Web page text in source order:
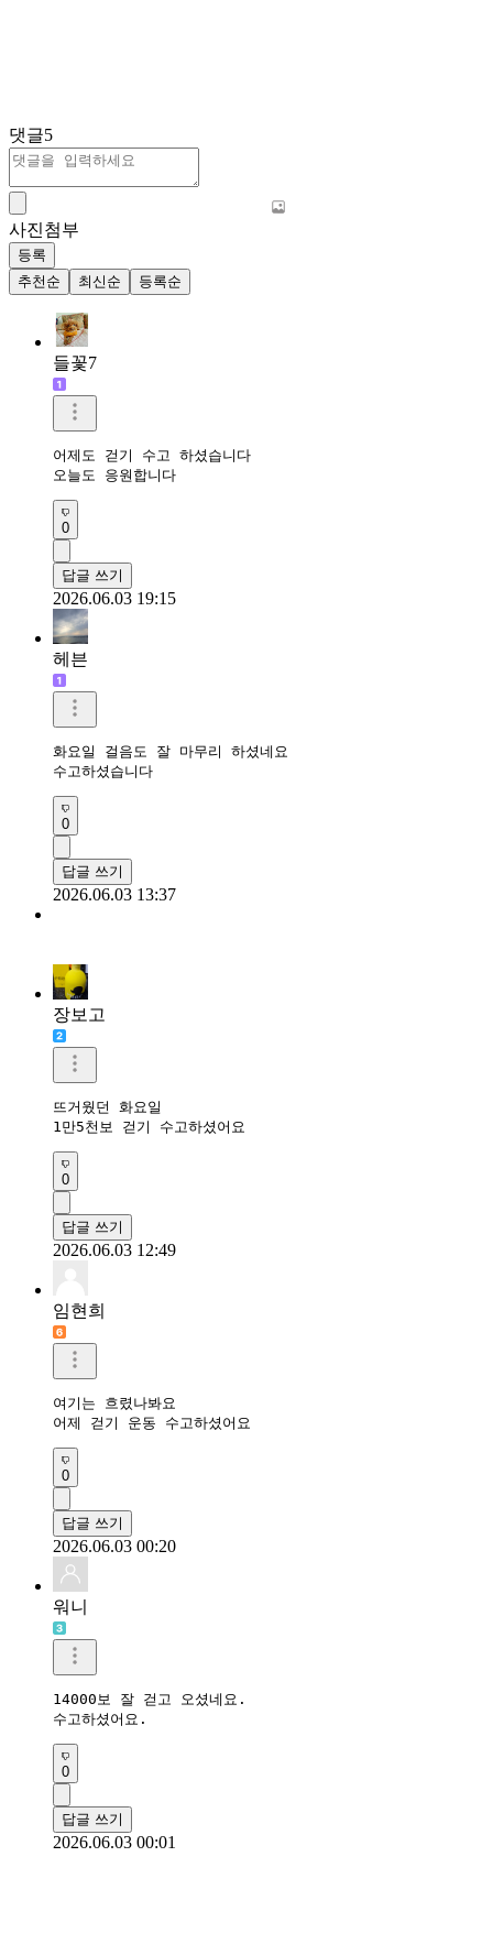
댓글5
사진첨부
등록
추천순
최신순 등록순
들꽃7
어제도 걷기 수고 하셨습니다
오늘도 응원합니다
0
답글 쓰기
2026.06.03 19:15
헤븐
화요일 걸음도 잘 마무리 하셨네요
수고하셨습니다
0
답글 쓰기
2026.06.03 13:37
장보고
뜨거웠던 화요일
1만5천보 걷기 수고하셨어요
0
답글 쓰기
2026.06.03 12:49
임현희
여기는 흐렸나봐요
어제 걷기 운동 수고하셨어요
0
답글 쓰기
2026.06.03 00:20
워니
14000보 잘 걷고 오셨네요.
수고하셨어요.
0
답글 쓰기
2026.06.03 00:01